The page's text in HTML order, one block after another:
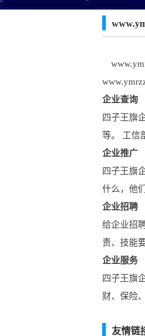
企业查询
四子王旗
等。 工信
企业推广
四子王旗
什么，他
企业招聘
给企业招
责、技能
企业服务
四子王旗
财、保险
友情链